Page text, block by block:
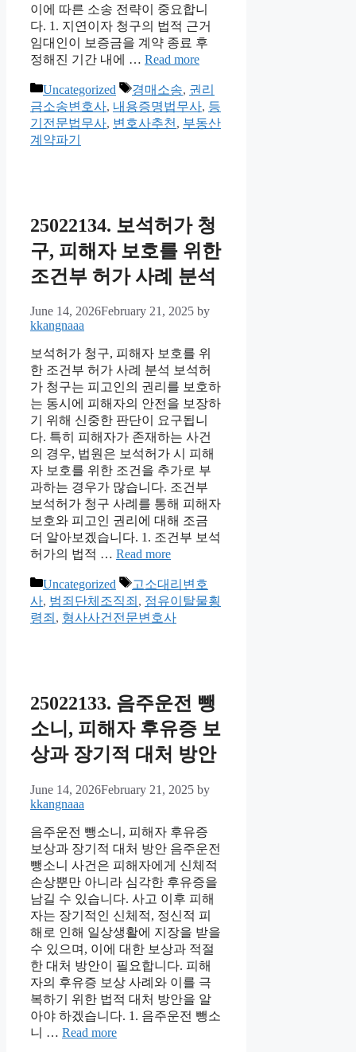
이에 따른 소송 전략이 중요합니
다. 1. 지연이자 청구의 법적 근거
임대인이 보증금을 계약 종료 후
정해진 기간 내에 … Read more
Categories
Uncategorized Tags
경매소송, 권리
금소송변호사, 내용증명법무사, 등
기전문법무사, 변호사추천 , 부동산
계약파기
25022134. 보석허가 청
구, 피해자 보호를 위한
조건부 허가 사례 분석
June 14, 2026February 21, 2025 by
kkangnaaa
보석허가 청구, 피해자 보호를 위
한 조건부 허가 사례 분석 보석허
가 청구는 피고인의 권리를 보호하
는 동시에 피해자의 안전을 보장하
기 위해 신중한 판단이 요구됩니
다. 특히 피해자가 존재하는 사건
의 경우, 법원은 보석허가 시 피해
자 보호를 위한 조건을 추가로 부
과하는 경우가 많습니다. 조건부
보석허가 청구 사례를 통해 피해자
보호와 피고인 권리에 대해 조금
더 알아보겠습니다. 1. 조건부 보석
허가의 법적 … Read more
Categories
Uncategorized Tags
고소대리변호
사, 범죄단체조직죄 , 점유이탈물횡
령죄 , 형사사건전문변호사
25022133. 음주운전 뺑
소니, 피해자 후유증 보
상과 장기적 대처 방안
June 14, 2026February 21, 2025 by
kkangnaaa
음주운전 뺑소니, 피해자 후유증
보상과 장기적 대처 방안 음주운전
뺑소니 사건은 피해자에게 신체적
손상뿐만 아니라 심각한 후유증을
남길 수 있습니다. 사고 이후 피해
자는 장기적인 신체적, 정신적 피
해로 인해 일상생활에 지장을 받을
수 있으며, 이에 대한 보상과 적절
한 대처 방안이 필요합니다. 피해
자의 후유증 보상 사례와 이를 극
복하기 위한 법적 대처 방안을 알
아야 하겠습니다. 1. 음주운전 뺑소
니 … Read more